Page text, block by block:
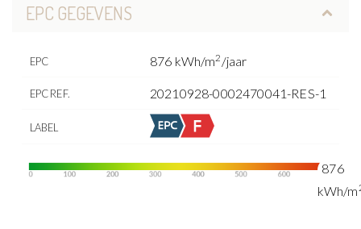
EPC GEGEVENS
EPC 876 kWh/m2 /jaar
EPC REF. 20210928-0002470041-RES-1
LABEL
876
kWh/m